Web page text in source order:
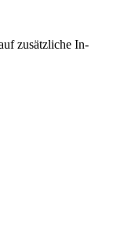
zusätzliche In-